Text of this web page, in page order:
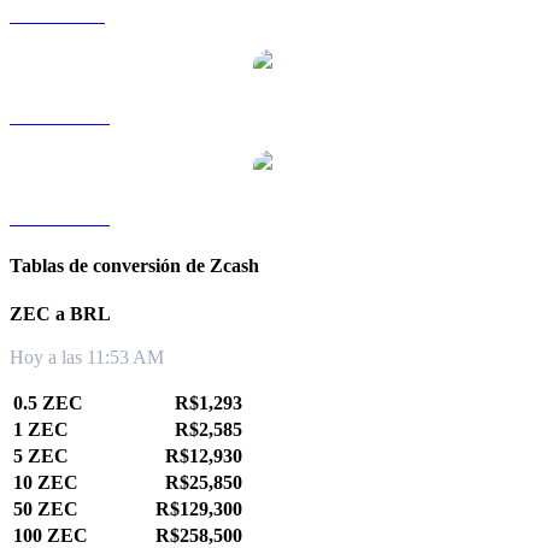
Tablas de conversión de Zcash
ZEC a BRL
Hoy a las 11:53 AM
0.5 ZEC
R$1,293
1 ZEC
R$2,585
5 ZEC
R$12,930
10 ZEC
R$25,850
50 ZEC
R$129,300
100 ZEC
R$258,500